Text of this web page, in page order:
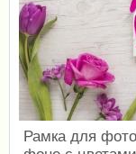
Рамка для